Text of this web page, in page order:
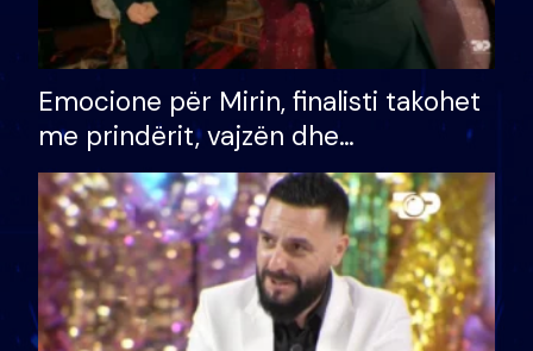
Emocione për Mirin, finalisti takohet
me prindërit, vajzën dhe
bashkëshorten: S’kemi ndonjë letër
divorci apo jo?